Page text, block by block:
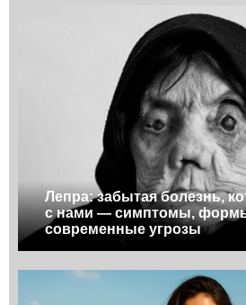
Лепра: забытая болезнь,
с нами — симптомы,
современные угрозы